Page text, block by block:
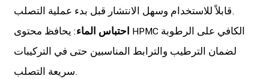
قابلاً للاستخدام وسهل الانتشار قبل بدء عملية التصلب.
احتباس الماء: يحافظ محتوى HPMC الكافي على الرطوبة
لضمان الترطيب والترابط المناسبين حتى في التركيبات
سريعة التصلب.